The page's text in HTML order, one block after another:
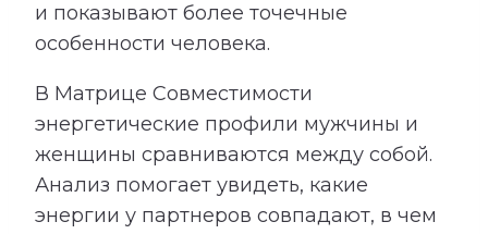
и показывают более точечные
особенности человека.
В Матрице Совместимости
энергетические профили мужчины и
женщины сравниваются между собой.
Анализ помогает увидеть, какие
энергии у партнеров совпадают, в чем